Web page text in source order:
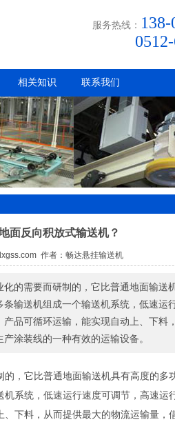
服务热线： 138-
相关知识 联系我们
面反向积放式输送机？
作者：畅达悬挂输送机
的需要而研制的，它比普通地面输送
输送机组成一个输送机系统，低速运
品可循环运输，能实现自动上、下料
涂装线的一种有效的运输设备。
，它比普通地面输送机具有高度的多
机系统，低速运行速度可调节，高速运
下料，从而提供最大的物流运输量，